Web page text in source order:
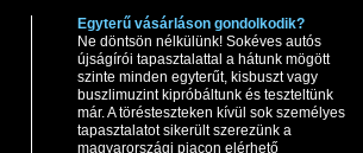
Egyterű vásárláson gondolkodik?
Ne döntsön nélkülünk! Sokéves autós
újságírói tapasztalattal a hátunk mögött
szinte minden egyterűt, kisbuszt vagy
buszlimuzint kipróbáltunk és teszteltünk
már. A törésteszteken kívül sok személyes
tapasztalatot sikerült szerezünk a
magyarországi piacon elérhető